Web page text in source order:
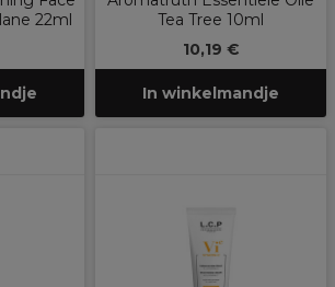
22ml
Tea Tree 10ml
10,19 €
In winkelmandje